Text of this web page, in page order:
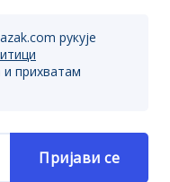
рукује
и прихватам
Пријави се